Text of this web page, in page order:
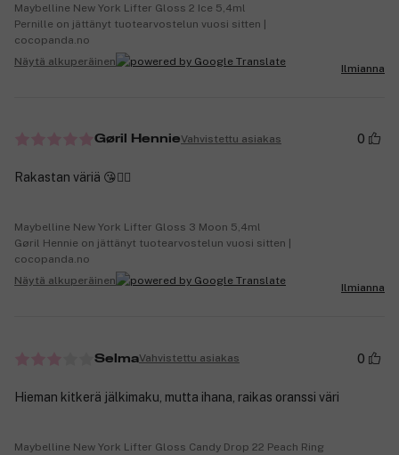
Maybelline New York Lifter Gloss 2 Ice 5,4ml
Pernille on jättänyt tuotearvostelun vuosi sitten |
cocopanda.no
Näytä alkuperäinen
Ilmianna
Gøril HennieVahvistettu asiakas 0
Rakastan väriä 😘👍🏻
Maybelline New York Lifter Gloss 3 Moon 5,4ml
Gøril Hennie on jättänyt tuotearvostelun vuosi sitten |
cocopanda.no
Näytä alkuperäinen
Ilmianna
SelmaVahvistettu asiakas 0
Hieman kitkerä jälkimaku, mutta ihana, raikas oranssi väri
Maybelline New York Lifter Gloss Candy Drop 22 Peach Ring